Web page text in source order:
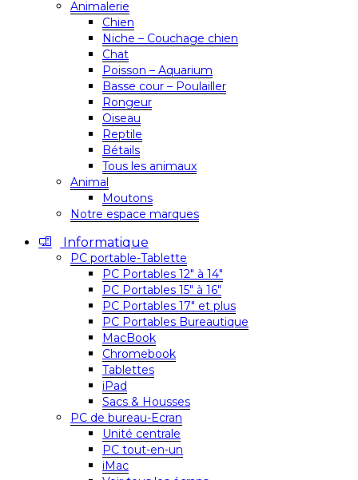
Animalerie
Chien
Niche – Couchage chien
Chat
Poisson – Aquarium
Basse cour – Poulailler
Rongeur
Oiseau
Reptile
Bétails
Tous les animaux
Animal
Moutons
Notre espace marques
Informatique
PC portable-Tablette
PC Portables 12″ à 14″
PC Portables 15″ à 16″
PC Portables 17″ et plus
PC Portables Bureautique
MacBook
Chromebook
Tablettes
iPad
Sacs & Housses
PC de bureau-Ecran
Unité centrale
PC tout-en-un
iMac